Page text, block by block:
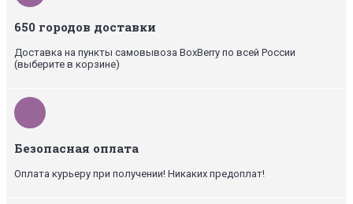
650 городов доставки
Доставка на пункты самовывоза BoxBerry по всей России
(выберите в корзине)
Безопасная оплата
Оплата курьеру при получении! Никаких предоплат!